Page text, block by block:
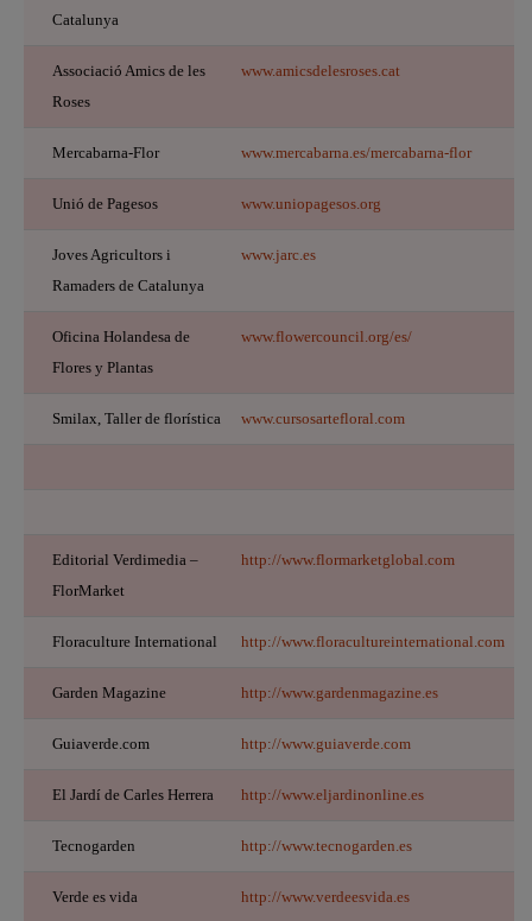
Catalunya
Associació Amics de les
Roses
www.amicsdelesroses.cat
Mercabarna-Flor www.mercabarna.es/mercabarna-flor
Unió de Pagesos www.uniopagesos.org
Joves Agricultors i
Ramaders de Catalunya
www.jarc.es
Oficina Holandesa de
Flores y Plantas
www.flowercouncil.org/es/
Smilax, Taller de florística www.cursosartefloral.com
Editorial Verdimedia –
FlorMarket
http://www.flormarketglobal.com
Floraculture International http://www.floracultureinternational.com
Garden Magazine http://www.gardenmagazine.es
Guiaverde.com http://www.guiaverde.com
El Jardí de Carles Herrera http://www.eljardinonline.es
Tecnogarden http://www.tecnogarden.es
Verde es vida http://www.verdeesvida.es